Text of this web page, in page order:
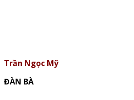
Trần Ngọc Mỹ
ĐÀN BÀ